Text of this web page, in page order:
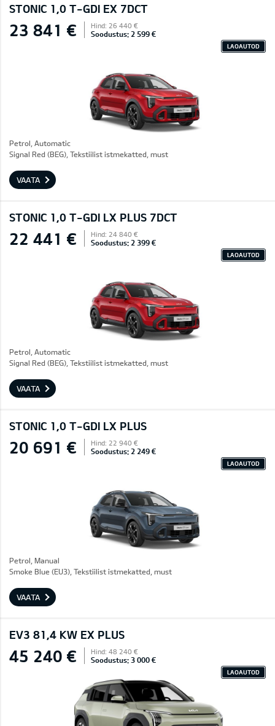
STONIC 1,0 T-GDI EX 7DCT
23 841 € Hind: 26 440 €
Soodustus: 2 599 €
LAOAUTOD
Petrol, Automatic
Signal Red (BEG), Tekstiilist istmekatted, must
VAATA
STONIC 1,0 T-GDI LX PLUS 7DCT
22 441 € Hind: 24 840 €
Soodustus: 2 399 €
LAOAUTOD
Petrol, Automatic
Signal Red (BEG), Tekstiilist istmekatted, must
VAATA
STONIC 1,0 T-GDI LX PLUS
20 691 € Hind: 22 940 €
Soodustus: 2 249 €
LAOAUTOD
Petrol, Manual
Smoke Blue (EU3), Tekstiilist istmekatted, must
VAATA
EV3 81,4 KW EX PLUS
45 240 € Hind: 48 240 €
Soodustus: 3 000 €
LAOAUTOD